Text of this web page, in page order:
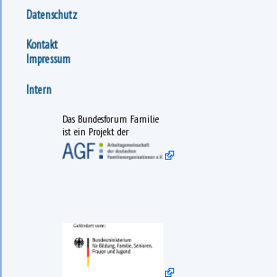
Datenschutz
Kontakt
Impressum
Intern
Das Bundesforum Familie
ist ein Projekt der